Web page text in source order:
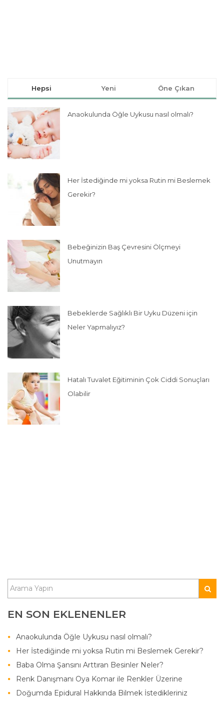
Hepsi Yeni Öne Çıkan
Anaokulunda Öğle Uykusu nasıl olmalı?
Her İstediğinde mi yoksa Rutin mi Beslemek
Gerekir?
Bebeğinizin Baş Çevresini Ölçmeyi
Unutmayın
Bebeklerde Sağlıklı Bir Uyku Düzeni için
Neler Yapmalıyız?
Hatalı Tuvalet Eğitiminin Çok Ciddi Sonuçları
Olabilir
EN SON EKLENENLER
Anaokulunda Öğle Uykusu nasıl olmalı?
Her İstediğinde mi yoksa Rutin mi Beslemek Gerekir?
Baba Olma Şansını Arttıran Besinler Neler?
Renk Danışmanı Oya Komar ile Renkler Üzerine
Doğumda Epidural Hakkında Bilmek İstedikleriniz